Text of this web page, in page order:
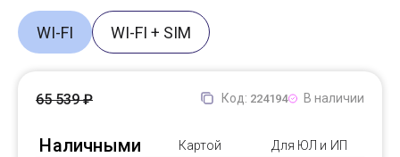
WI-FI WI-FI + SIM
Код: 224194 В наличии
Наличными Картой Для ЮЛ и ИП
65 539 ₽